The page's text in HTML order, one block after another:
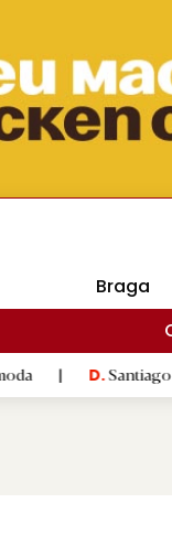
DMtv
Braga
D. Santiago de